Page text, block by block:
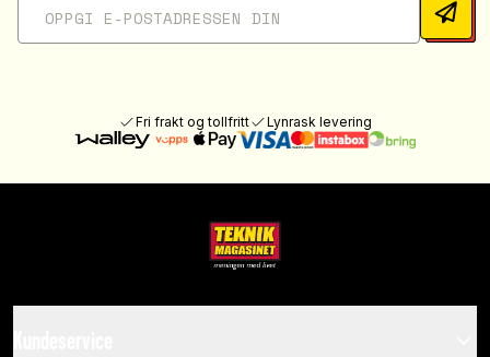
Fri frakt og tollfritt Lynrask levering